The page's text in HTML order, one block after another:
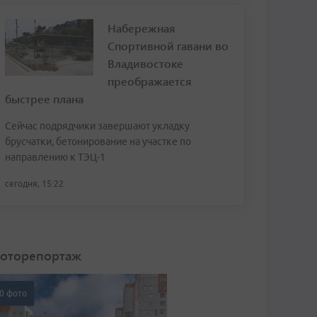
Набережная
Спортивной гавани во
Владивостоке
преображается
быстрее плана
Сейчас подрядчики завершают укладку
брусчатки, бетонирование на участке по
направлению к ТЭЦ-1
сегодня, 15:22
фото